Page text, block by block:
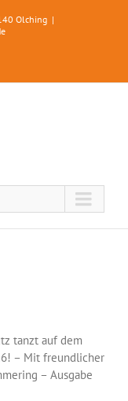
Olching |
tanzt auf dem
– Mit freundlicher
– Ausgabe